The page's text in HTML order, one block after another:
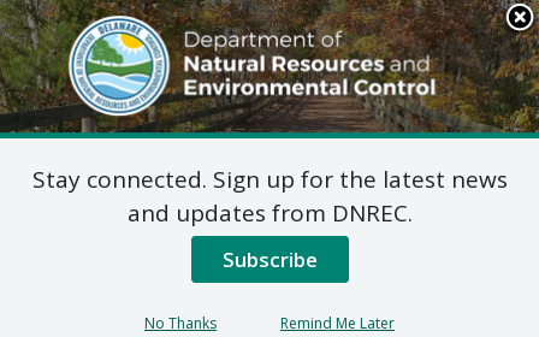
Search
This
Site
DNREC Menu
Determinación de
Constancia Federal:
Proyecto solar en Rifle
Stay connected. Sign up for the latest news
and updates from DNREC.
Subscribe
No Thanks Remind Me Later